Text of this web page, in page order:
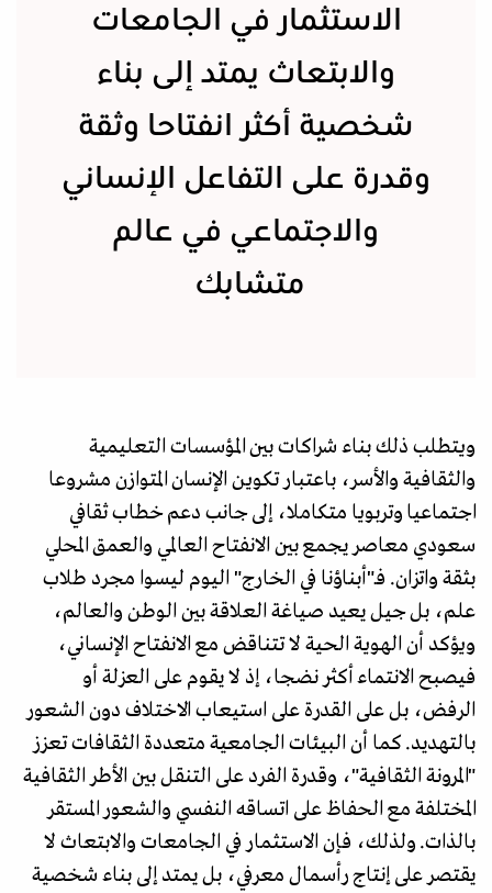
الاستثمار في الجامعات
والابتعاث يمتد إلى بناء
شخصية أكثر انفتاحا وثقة
وقدرة على التفاعل الإنساني
والاجتماعي في عالم
متشابك
ويتطلب ذلك بناء شراكات بين المؤسسات التعليمية
والثقافية والأسر، باعتبار تكوين الإنسان المتوازن مشروعا
اجتماعيا وتربويا متكاملا، إلى جانب دعم خطاب ثقافي
سعودي معاصر يجمع بين الانفتاح العالمي والعمق المحلي
بثقة واتزان. فـ"أبناؤنا في الخارج" اليوم ليسوا مجرد طلاب
علم، بل جيل يعيد صياغة العلاقة بين الوطن والعالم،
ويؤكد أن الهوية الحية لا تتناقض مع الانفتاح الإنساني،
فيصبح الانتماء أكثر نضجا، إذ لا يقوم على العزلة أو
الرفض، بل على القدرة على استيعاب الاختلاف دون الشعور
بالتهديد. كما أن البيئات الجامعية متعددة الثقافات تعزز
"المرونة الثقافية"، وقدرة الفرد على التنقل بين الأطر الثقافية
المختلفة مع الحفاظ على اتساقه النفسي والشعور المستقر
بالذات. ولذلك، فإن الاستثمار في الجامعات والابتعاث لا
يقتصر على إنتاج رأسمال معرفي، بل يمتد إلى بناء شخصية